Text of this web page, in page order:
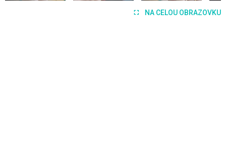
NA CELOU OBRAZOVKU